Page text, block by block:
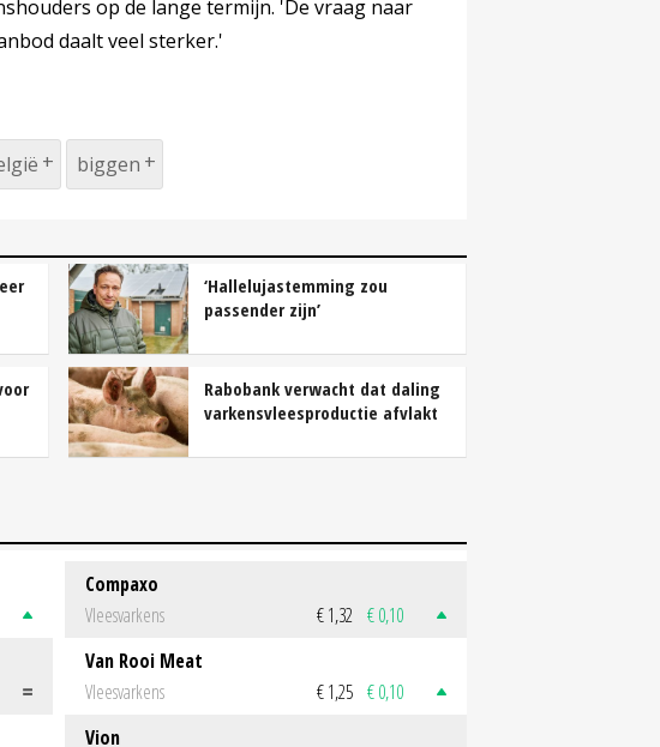
op de lange termijn. 'De vraag naar
daalt veel sterker.'
biggen
‘Hallelujastemming zou
passender zijn’
Rabobank verwacht dat daling
varkensvleesproductie afvlakt
Compaxo
Vleesvarkens
€ 1,32 € 0,10
Van Rooi Meat
Vleesvarkens
€ 1,25 € 0,10
Vion